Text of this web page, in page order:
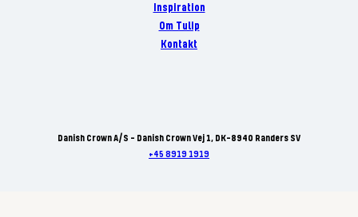
Inspiration
Om Tulip
Kontakt
Danish Crown A/S - Danish Crown Vej 1, DK-8940 Randers SV
+45 8919 1919